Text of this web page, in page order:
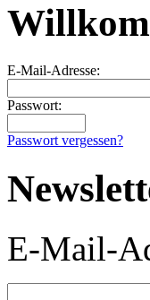
E-Mail-Adresse:
Passwort:
Passwort vergessen?
E-Mail-